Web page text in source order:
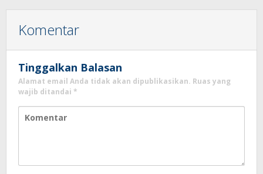
Komentar
Tinggalkan Balasan
Alamat email Anda tidak akan dipublikasikan. Ruas yang
wajib ditandai *